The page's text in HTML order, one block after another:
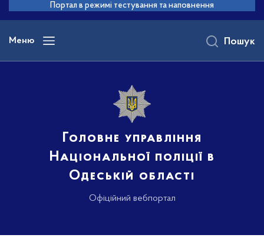
основного
вмісту
Портал в режимі тестування та наповнення
Меню
Головне управління
Національної поліції в
Одеській області
Офіційний вебпортал
Пошук